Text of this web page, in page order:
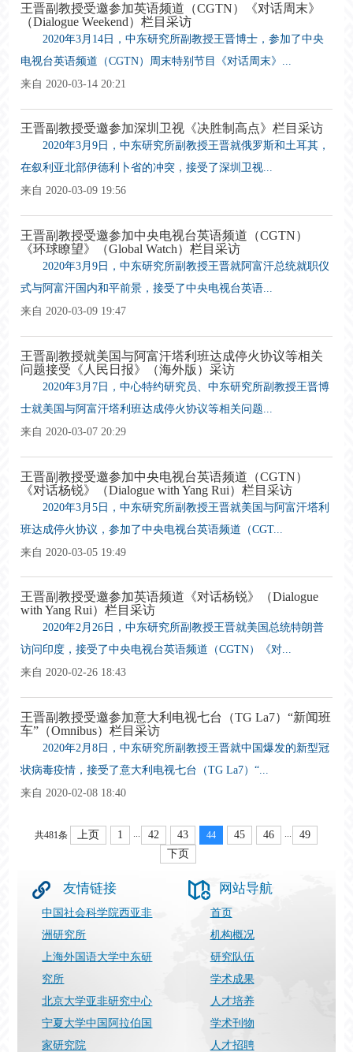
王晋副教授受邀参加英语频道（CGTN）《对话周末》
（Dialogue Weekend）栏目采访
2020年3月14日，中东研究所副教授王晋博士，参加了中央
电视台英语频道（CGTN）周末特别节目《对话周末》...
来自 2020-03-14 20:21
王晋副教授受邀参加深圳卫视《决胜制高点》栏目采访
2020年3月9日，中东研究所副教授王晋就俄罗斯和土耳其，
在叙利亚北部伊德利卜省的冲突，接受了深圳卫视...
来自 2020-03-09 19:56
王晋副教授受邀参加中央电视台英语频道（CGTN）
《环球瞭望》（Global Watch）栏目采访
2020年3月9日，中东研究所副教授王晋就阿富汗总统就职仪
式与阿富汗国内和平前景，接受了中央电视台英语...
来自 2020-03-09 19:47
王晋副教授就美国与阿富汗塔利班达成停火协议等相关
问题接受《人民日报》（海外版）采访
2020年3月7日，中心特约研究员、中东研究所副教授王晋博
士就美国与阿富汗塔利班达成停火协议等相关问题...
来自 2020-03-07 20:29
王晋副教授受邀参加中央电视台英语频道（CGTN）
《对话杨锐》（Dialogue with Yang Rui）栏目采访
2020年3月5日，中东研究所副教授王晋就美国与阿富汗塔利
班达成停火协议，参加了中央电视台英语频道（CGT...
来自 2020-03-05 19:49
王晋副教授受邀参加英语频道《对话杨锐》（Dialogue
with Yang Rui）栏目采访
2020年2月26日，中东研究所副教授王晋就美国总统特朗普
访问印度，接受了中央电视台英语频道（CGTN）《对...
来自 2020-02-26 18:43
王晋副教授受邀参加意大利电视七台（TG La7）“新闻班
车”（Omnibus）栏目采访
2020年2月8日，中东研究所副教授王晋就中国爆发的新型冠
状病毒疫情，接受了意大利电视七台（TG La7）“...
来自 2020-02-08 18:40
共481条 上页 1 ... 42 43 44 45 46 ...
49
下页
友情链接
中国社会科学院西亚非
洲研究所
上海外国语大学中东研
究所
北京大学亚非研究中心
宁夏大学中国阿拉伯国
家研究院
网站导航
首页
机构概况
研究队伍
学术成果
人才培养
学术刊物
人才招聘